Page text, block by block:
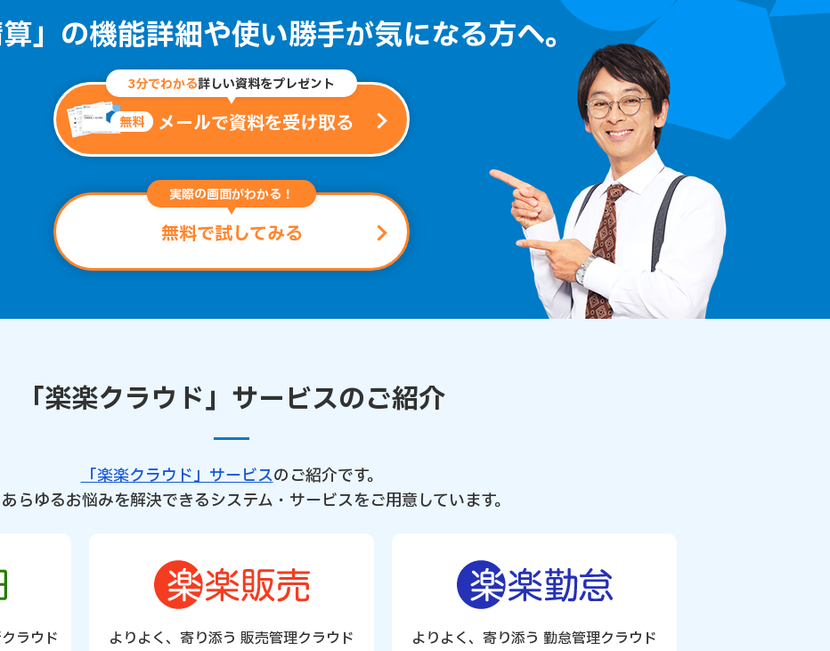
算」の機能詳細や使い勝手が気になる方へ。
3分でわかる詳しい資料をプレゼント
無料 メールで資料を受け取る
実際の画面がわかる！
無料で試してみる
「楽楽クラウド」サービスのご紹介
「楽楽クラウド」サービスのご紹介です。
らゆるお悩みを解決できるシステム・サービスをご用意しています。
ラウド よりよく、寄り添う 販売管理クラウド よりよく、寄り添う 勤怠管理クラウド